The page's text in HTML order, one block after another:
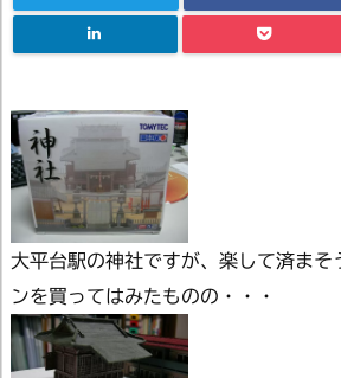
大平台駅の神社ですが、楽して済まそ
ンを買ってはみたものの・・・